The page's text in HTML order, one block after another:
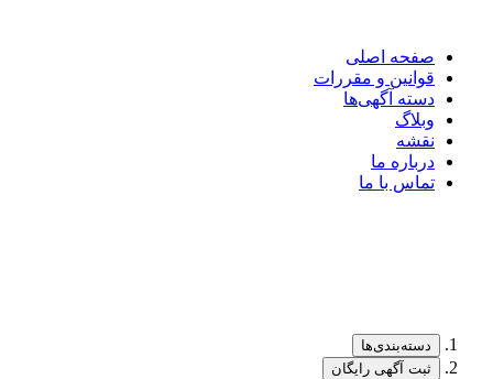
صفحه اصلی
قوانین و مقررات
دسته آگهی‌ها
وبلاگ
نقشه
درباره ما
تماس با ما
دسته‌بندی‌ها
ثبت آگهی رایگان